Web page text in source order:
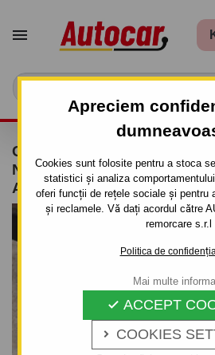
Apreciem
Cookies sunt folosite pentru a stoca
statistici și analiza
oferi funcții de rețele sociale și pentru
și reclamele. Vă dați acordul către
remorcare s.r.l
Politica de
 COOKIES
 ACCEPT
Mai multe

CÂRLIG DE REMORCARE
NEXIA - 4UŞI. - SISTEM
AUTOMAT CU CLEMĂ - DIN